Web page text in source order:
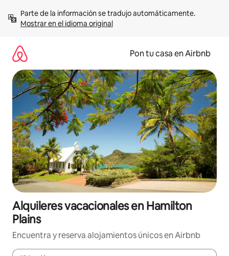
contenidoMostrar en el idioma original
Pon tu casa en Airbnb
Alquileres vacacionales en Hamilton
Plains
Encuentra y reserva alojamientos únicos en Airbnb